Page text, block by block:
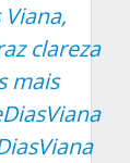
clareza
mais